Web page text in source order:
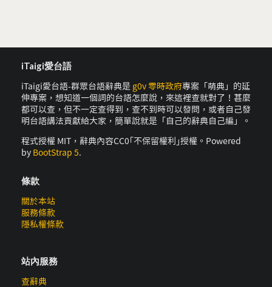
iTaigi愛台語
iTaigi愛台語-群眾台語辭典是 g0v 零時政府專案「萌典」的延
伸專案，想知道一個詞的台語怎麼說，來這裡查就對了！甚麼
都可以查，但不一定查得到，查不到時可以發問，或者自己發
明台語講法貢獻給大家，簡單說就是「自己的辭典自己編」。
程式授權 MIT，辭典內容CC0｢不保留權利｣授權。Powered
by BootStrap 5.
條款
關於本站
服務條款
隱私權條款
站內服務
查辭典